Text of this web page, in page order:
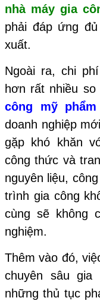
nhà máy gia
phải đáp ứng
xuất.
Ngoài ra, chi
hơn rất nhiều
công mỹ
doanh nghiệp
gặp khó khăn
công thức và
nguyên liệu,
trình gia công
cùng sẽ không
nghiệm.
Thêm vào đó,
chuyên sâu
những thủ tục